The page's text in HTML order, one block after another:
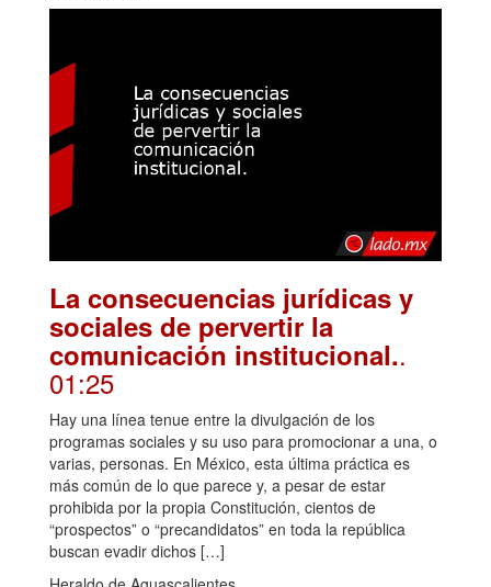
La consecuencias jurídicas y
sociales de pervertir la
comunicación institucional..
01:25
Hay una línea tenue entre la divulgación de los
programas sociales y su uso para promocionar a una, o
varias, personas. En México, esta última práctica es
más común de lo que parece y, a pesar de estar
prohibida por la propia Constitución, cientos de
“prospectos” o “precandidatos” en toda la república
buscan evadir dichos […]